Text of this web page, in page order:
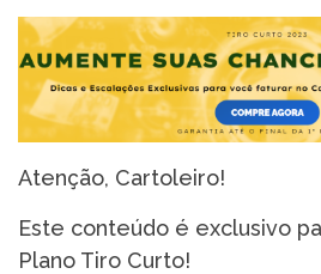
Atenção, Cartoleiro!
Este conteúdo é exclusivo
Plano Tiro Curto!